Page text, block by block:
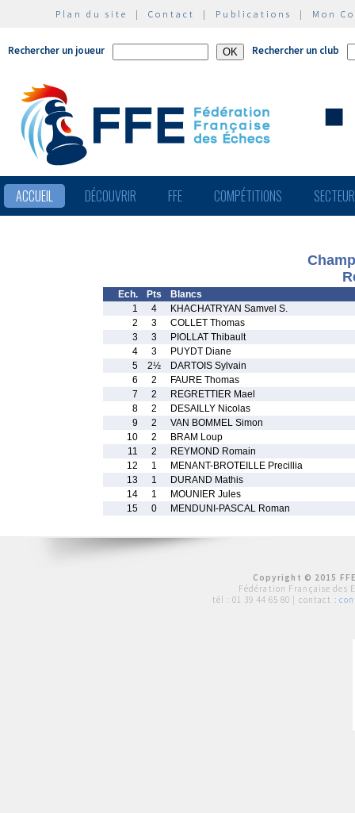
Plan du site | Contact | Publications | Mon
Rechercher un joueur Rechercher un club
ACCUEIL DÉCOUVRIR FFE COMPÉTITIONS
Ech. Pts
Blancs
1
4
KHACHATRYAN Samvel S.
2
3
COLLET Thomas
3
3
PIOLLAT Thibault
4
3
PUYDT Diane
5
2½
DARTOIS Sylvain
6
2
FAURE Thomas
7
2
REGRETTIER Mael
8
2
DESAILLY Nicolas
9
2
VAN BOMMEL Simon
10
2
BRAM Loup
11
2
REYMOND Romain
12
1
MENANT-BROTEILLE Precillia
13
1
DURAND Mathis
14
1
MOUNIER Jules
15
0 MENDUNI-PASCAL Roman
Copyright © 2015
Fédération Française des
tél : 01 39 44 65 80 | contact :